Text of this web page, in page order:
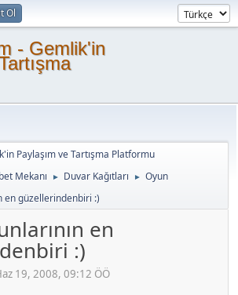
Ol
- Gemlik'in
Paylaşım ve Tartışma Platformu
Mekanı ► Duvar Kağıtları ► Oyun
en güzellerindenbiri :)
en
:)
19, 2008, 09:12 ÖÖ